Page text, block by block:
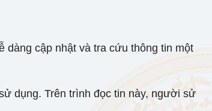
dàng cập nhật và tra cứu thông tin một
dụng. Trên trình đọc tin này, người sử